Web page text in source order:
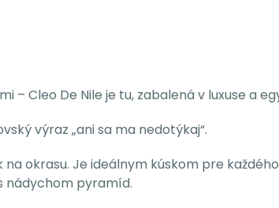
Cleo De Nile je tu, zabalená v luxuse a
výraz „ani sa ma nedotýkaj“.
okrasu. Je ideálnym kúskom pre
nádychom pyramíd.